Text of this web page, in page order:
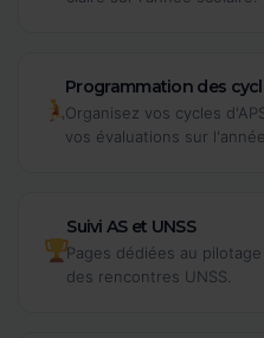
Programmation des
Organisez vos cycles
vos évaluations sur l'année.
Suivi AS et UNSS
Pages dédiées au
des rencontres UNSS.